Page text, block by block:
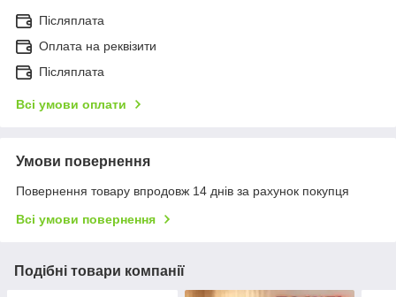
Післяплата
Оплата на реквізити
Післяплата
Всі умови оплати
Умови повернення
Повернення товару впродовж 14 днів за рахунок покупця
Всі умови повернення
Подібні товари компанії